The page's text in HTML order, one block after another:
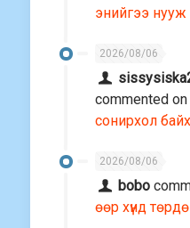
энийгээ нууж
2026/08/06
commented on
сонирхол
2026/08/06
bobo
өөр хүнд